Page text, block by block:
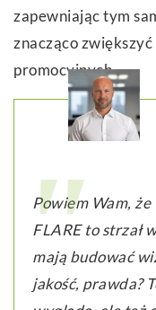
zapewniając tym
znacząco
promocyjnych.
Powiem Wam,
FLARE to strzał
mają budować
jakość, prawda?